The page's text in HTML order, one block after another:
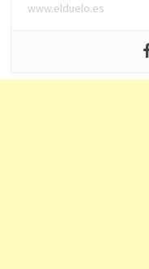
www.elduelo.es